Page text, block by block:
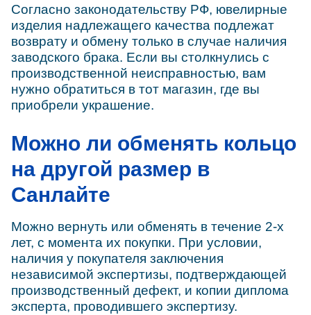
Согласно законодательству РФ, ювелирные
изделия надлежащего качества подлежат
возврату и обмену только в случае наличия
заводского брака. Если вы столкнулись с
производственной неисправностью, вам
нужно обратиться в тот магазин, где вы
приобрели украшение.
Можно ли обменять кольцо
на другой размер в
Санлайте
Можно вернуть или обменять в течение 2-х
лет, с момента их покупки. При условии,
наличия у покупателя заключения
независимой экспертизы, подтверждающей
производственный дефект, и копии диплома
эксперта, проводившего экспертизу.